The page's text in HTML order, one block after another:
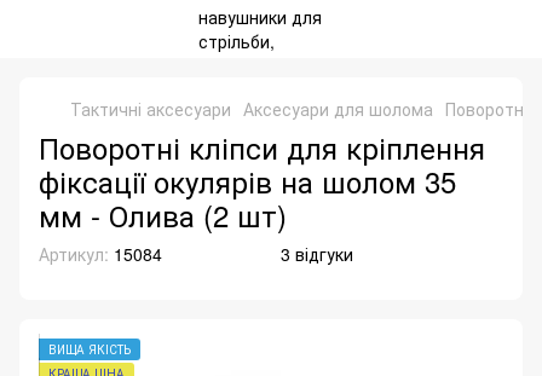
Тактичні аксесуари Аксесуари для шолома Поворотні
Поворотні кліпси для кріплення
фіксації окулярів на шолом 35
мм - Олива (2 шт)
Артикул: 15084 3 відгуки
ВИЩА ЯКІСТЬ